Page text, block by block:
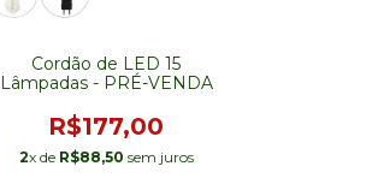
Cordão de LED 15
Lâmpadas - PRÉ-VENDA
R$177,00
2x de R$88,50 sem juros